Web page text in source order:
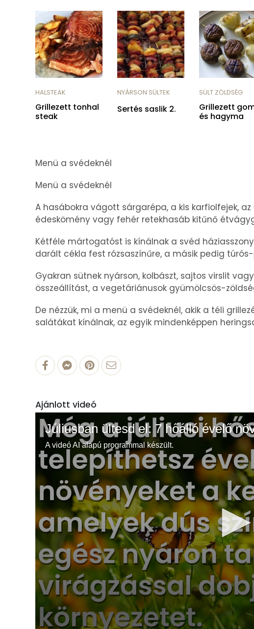
HALSTEAK
Grillezett tonhal
steak
NYÁRSON SÜLTEK
Sertés saslik 2.
SÜLT ZÖLDSÉG
Grillezett
és hagyma
Menü a svédeknél
Menü a svédeknél
A hasábokra vágott sárgarépa, a kis karfiolfejek,
édeskömény vagy fehér retekhasáb kitűnő
Kétféle mártogatóst is kínálnak a svéd
darált cékla fest rózsaszínűre, a másik pedig
Gyakran sütnek nyárson, kolbászt, sajtos virslit
összeállítást, a vegetáriánusok gyümölcsös-
De nézzük, mi a menü a svédeknél, akik a téli
salátákat kínálnak, az egyik mindenképpen
Ajánlott videó
Júliusban ültesd el: 7 hőálló évelő
A videó AI alapú programmal készült.